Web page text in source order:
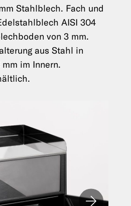
Stahlblech. Fach und
AISI 304
von 3 mm.
aus Stahl in
im Innern.